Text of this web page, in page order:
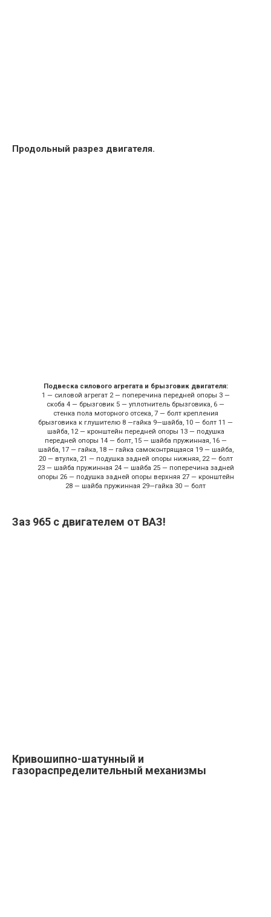
Продольный разрез двигателя.
Подвеска силового агрегата и брызговик двигателя:
1 — силовой агрегат 2 — поперечина передней опоры 3 —
скоба 4 — брызговик 5 — уплотнитель брызговика, 6 —
стенка пола моторного отсека, 7 — болт крепления
брызговика к глушителю 8 —гайка 9—шайба, 10 — болт 11 —
шайба, 12 — кронштейн передней опоры 13 — подушка
передней опоры 14 — болт, 15 — шайба пружинная, 16 —
шайба, 17 — гайка, 18 — гайка самоконтрящаяся 19 — шайба,
20 — втулка, 21 — подушка задней опоры нижняя, 22 — болт
23 — шайба пружинная 24 — шайба 25 — поперечина задней
опоры 26 — подушка задней опоры верхняя 27 — кронштейн
28 — шайба пружинная 29—гайка 30 — болт
Заз 965 с двигателем от ВАЗ!
Кривошипно-шатунный и
газораспределительный механизмы